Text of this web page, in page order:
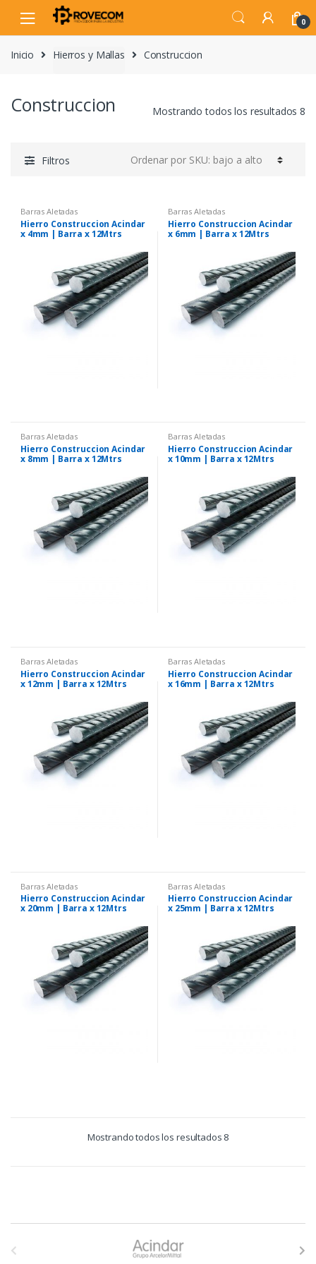
navigation
content
0
Inicio Hierros y Mallas Construccion
Construccion Mostrando todos los resultados 8
Filtros
Barras Aletadas
Hierro Construccion Acindar
x 4mm | Barra x 12Mtrs
Barras Aletadas
Hierro Construccion Acindar
x 6mm | Barra x 12Mtrs
Barras Aletadas
Hierro Construccion Acindar
x 8mm | Barra x 12Mtrs
Barras Aletadas
Hierro Construccion Acindar
x 10mm | Barra x 12Mtrs
Barras Aletadas
Hierro Construccion Acindar
x 12mm | Barra x 12Mtrs
Barras Aletadas
Hierro Construccion Acindar
x 16mm | Barra x 12Mtrs
Barras Aletadas
Hierro Construccion Acindar
x 20mm | Barra x 12Mtrs
Barras Aletadas
Hierro Construccion Acindar
x 25mm | Barra x 12Mtrs
Mostrando todos los resultados 8